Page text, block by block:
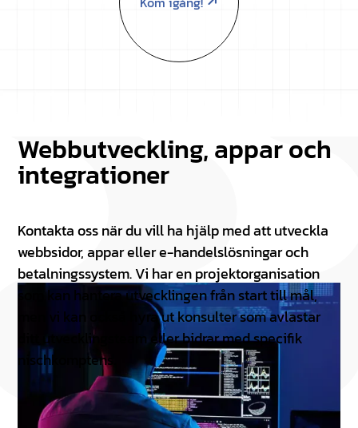
Webbutveckling, appar och
integrationer
Kontakta oss när du vill ha hjälp med att utveckla
webbsidor, appar eller e-handelslösningar och
betalningssystem. Vi har en projektorganisation
som kan hantera utvecklingen från start till mål,
men vi kan också hyra ut konsulter som avlastar
ditt utvecklingsteam eller bidrar med specifik
nischkomptens.